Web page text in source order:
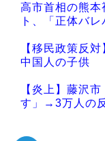
高市首相の熊本
ト、「正体バ
【移民政策反
中国人の子供
【炎上】藤沢
す」→3万人の